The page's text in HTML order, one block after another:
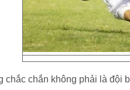
chắc chắn không phải là đội